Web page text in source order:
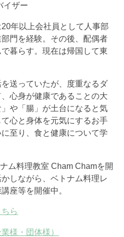
イザー
年以上会社員として人事部
門を経験。その後、配偶者
暮らす。現在は帰国して東
送っていたが、度重なるダ
心身が健康であることの大
や「腸」が土台になると気
心と身体を元気にするお手
至り、食と健康について学
ム料理教室 Cham Chamを開
しながら、ベトナム料理レ
座等を開催中。
ら
様・団体様）